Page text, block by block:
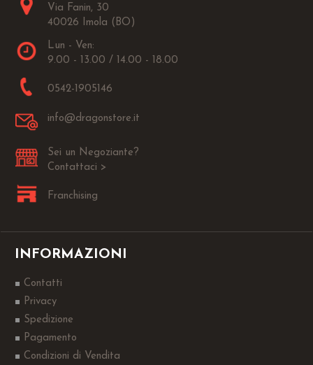
Via Fanin, 30
40026 Imola (BO)
Lun - Ven:
9.00 - 13.00 / 14.00 - 18.00
0542-1905146
info@dragonstore.it
Sei un Negoziante?
Contattaci >
Franchising
INFORMAZIONI
Contatti
Privacy
Spedizione
Pagamento
Condizioni di Vendita